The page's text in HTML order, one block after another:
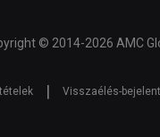
© 2014-2026 AMC
| Visszaélés-